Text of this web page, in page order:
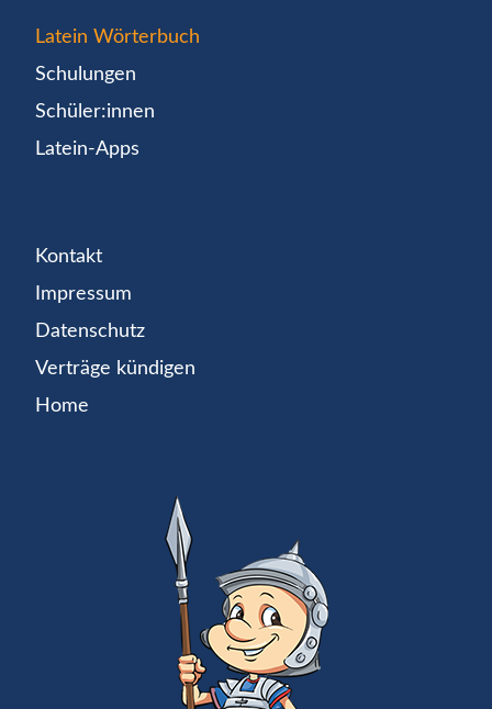
Latein Wörterbuch
Schulungen
Schüler:innen
Latein-Apps
Kontakt
Impressum
Datenschutz
Verträge kündigen
Home